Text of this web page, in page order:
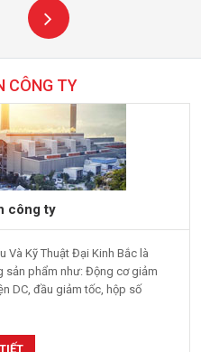
CÔNG TY
công ty
Và Kỹ Thuật Đại Kinh Bắc là
sản phẩm như: Động cơ giảm
DC, đầu giảm tốc, hộp số